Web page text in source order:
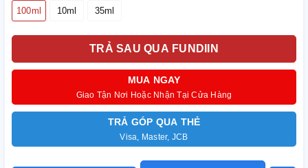
100ml 10ml 35ml
TRẢ SAU QUA FUNDIIN
MUA NGAY
Giao Tận Nơi Hoặc Nhận Tại Cửa Hàng
TRẢ GÓP QUA THẺ
Visa, Master, JCB